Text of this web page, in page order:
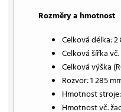
Rozměry a hmotnost
Celková délka: 2
Celková šířka
Celková výška
Rozvor: 1 285
Hmotnost
Hmotnost vč.